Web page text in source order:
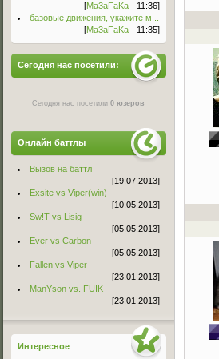
[Ma3aFaKa - 11:36]
базовые движения, укажите м...
[Ma3aFaKa - 11:35]
Сегодня нас посетили:
Сегодня нас посетили0 юзеров
Онлайн баттлы
Вызов на баттл
[19.07.2013]
Exsite vs Viper(win)
[10.05.2013]
Sw!T vs Lisig
[05.05.2013]
Ever vs Carbon
[05.05.2013]
Fallen vs Viper
[23.01.2013]
ManYson vs. FUIK
[23.01.2013]
Интересное